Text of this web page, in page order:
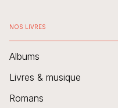
NOS LIVRES
Albums
Livres & musique
Romans